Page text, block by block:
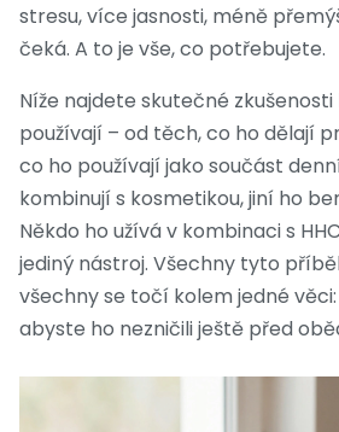
stresu, více jasnosti, méně
čeká. A to je vše, co potřebujete.
Níže najdete skutečné
používají – od těch, co ho dělají
co ho používají jako součást
kombinují s kosmetikou, jiní ho
Někdo ho užívá v kombinaci s
jediný nástroj. Všechny tyto
všechny se točí kolem jedné
abyste ho nezničili ještě před